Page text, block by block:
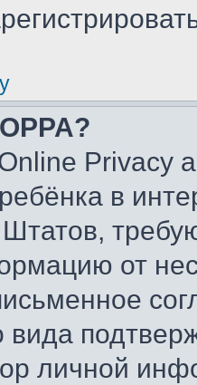
Privacy
в
от
вида
личной